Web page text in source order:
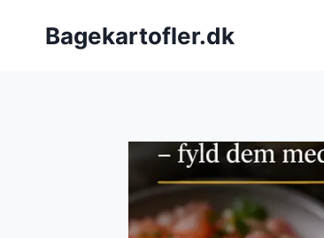
Bagekartofler.dk